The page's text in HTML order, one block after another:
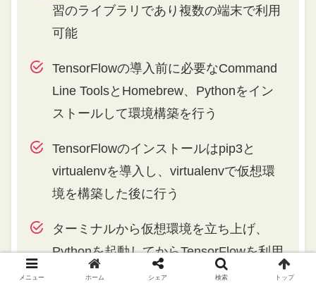
習のライブラリであり複数の端末で利用
可能
TensorFlowの導入前に必要なCommand
Line ToolsとHomebrew、Pythonをイン
ストールして環境構築を行う
TensorFlowのインストールはpip3と
virtualenvを導入し、virtualenvで仮想環
境を構築した後に行う
ターミナルから仮想環境を立ち上げ、
Pythonを起動してからTensorFlowを利用
しよう
メニュー ホーム シェア 検索 トップ